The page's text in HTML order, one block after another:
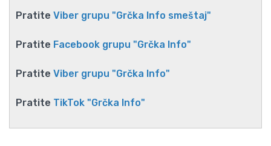
Pratite Viber grupu "Grčka Info smeštaj"
Pratite Facebook grupu "Grčka Info"
Pratite Viber grupu "Grčka Info"
Pratite TikTok "Grčka Info"